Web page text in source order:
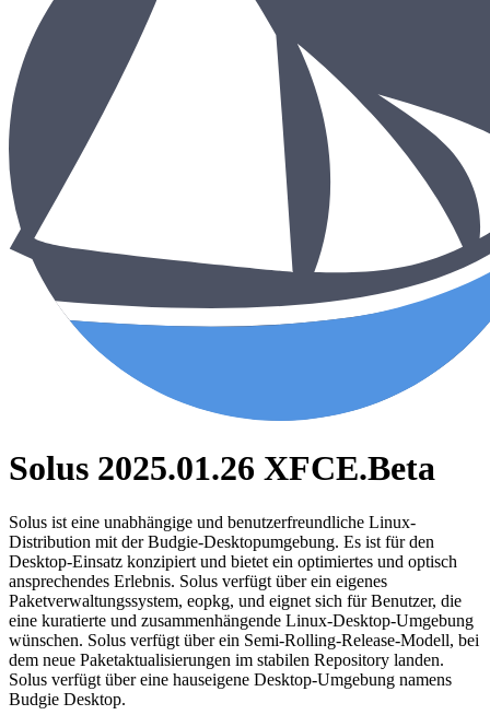
Solus 2025.01.26 XFCE.Beta
Solus ist eine unabhängige und benutzerfreundliche Linux-
Distribution mit der Budgie-Desktopumgebung. Es ist für den
Desktop-Einsatz konzipiert und bietet ein optimiertes und optisch
ansprechendes Erlebnis. Solus verfügt über ein eigenes
Paketverwaltungssystem, eopkg, und eignet sich für Benutzer, die
eine kuratierte und zusammenhängende Linux-Desktop-Umgebung
wünschen. Solus verfügt über ein Semi-Rolling-Release-Modell, bei
dem neue Paketaktualisierungen im stabilen Repository landen.
Solus verfügt über eine hauseigene Desktop-Umgebung namens
Budgie Desktop.